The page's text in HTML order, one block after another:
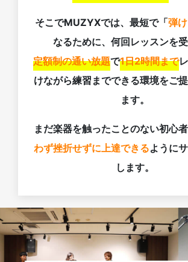
そこでMUZYXでは、最短で「弾
なるために、何回レッスンを
定額制の通い放題で1日2時間まで
けながら練習までできる環境をご
ます。
まだ楽器を触ったことのない初心
わず挫折せずに上達できるように
します。